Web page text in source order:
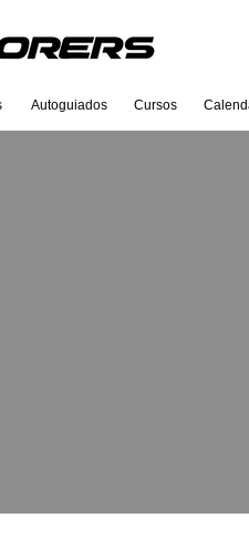
Autoguiados Cursos